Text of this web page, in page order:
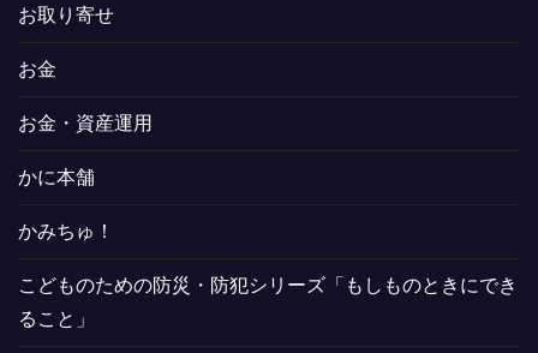
お取り寄せ
お金
お金・資産運用
かに本舗
かみちゅ！
こどものための防災・防犯シリーズ「もしものときにでき
ること」